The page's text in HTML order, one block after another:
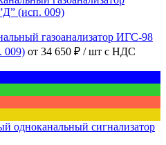
газоанализатор ИГС-98
009) от 34 650 ₽ / шт с НДС